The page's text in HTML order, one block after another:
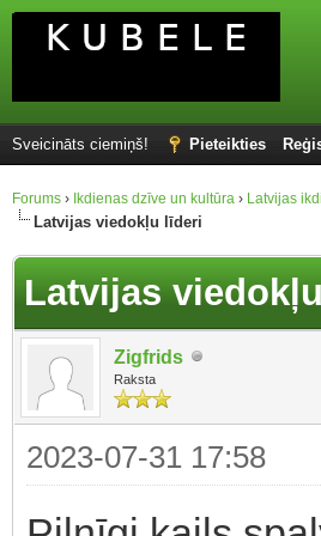
Sveicināts ciemiņš! Pieteikties
Forums › Ikdienas dzīve un kultūra › Latvijas
Latvijas viedokļu līderi
Latvijas
Zigfrids
Raksta
2023-07-31 17:58